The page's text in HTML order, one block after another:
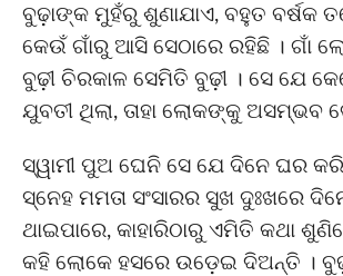
ବୁଢ଼ାଙ୍କ ମୁହଁରୁ ଶୁଣାଯାଏ, ବହୁତ ବର୍ଷକ
କେଉଁ ଗାଁରୁ ଆସି ସେଠାରେ ରହିଛି । ଗାଁ
ବୁଢ଼ୀ ଚିରକାଳ ସେମିତି ବୁଢ଼ୀ । ସେ ଯେ
ଯୁବତୀ ଥିଲା, ତାହା ଲୋକଙ୍କୁ ଅସମ୍ଭବ
ସ୍ୱାମୀ ପୁଅ ଘେନି ସେ ଯେ ଦିନେ ଘର
ସ୍ନେହ ମମତା ସଂସାରର ସୁଖ ଦୁଃଖରେ
ଥାଇପାରେ, କାହାରିଠାରୁ ଏମିତି କଥା
କହି ଲୋକେ ହସରେ ଉଡ଼େଇ ଦିଅନ୍ତି ।